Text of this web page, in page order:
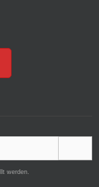
werden.